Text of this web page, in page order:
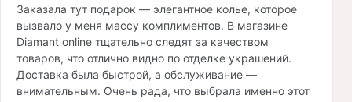
Заказала тут подарок — элегантное колье, которое
вызвало у меня массу комплиментов. В магазине
Diamant online тщательно следят за качеством
товаров, что отлично видно по отделке украшений.
Доставка была быстрой, а обслуживание —
внимательным. Очень рада, что выбрала именно этот